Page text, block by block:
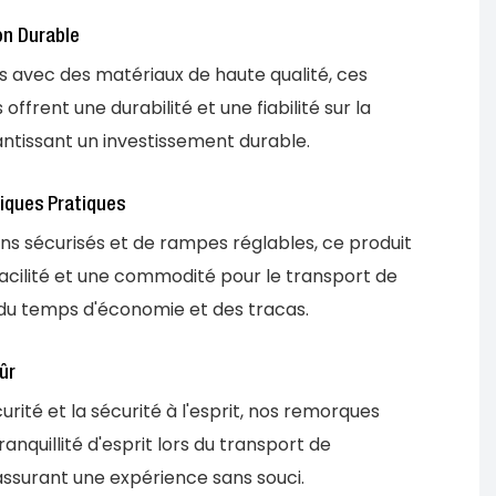
Durable
avec des matériaux de haute qualité, ces
offrent une durabilité et une fiabilité sur la
un investissement durable.
Pratiques
sécurisés et de rampes réglables, ce produit
et une commodité pour le transport de
temps d'économie et des tracas.
et la sécurité à l'esprit, nos remorques
d'esprit lors du transport de
une expérience sans souci.